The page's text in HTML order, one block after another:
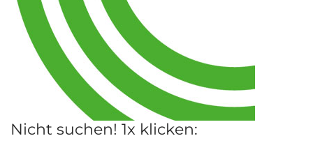
Nicht suchen! 1x klicken: